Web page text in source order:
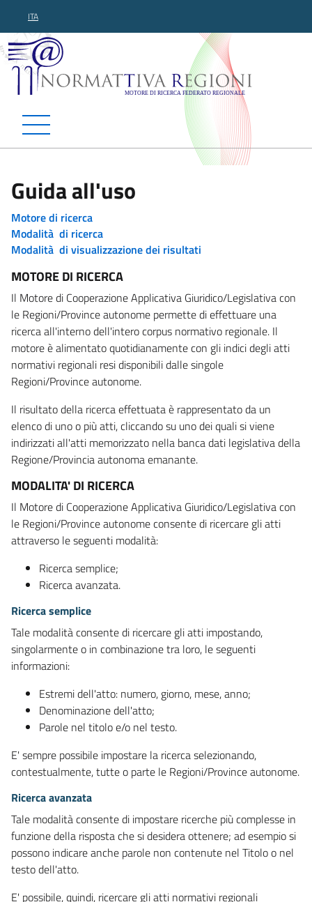
ITA
Normattiva Regioni -
Guida all'uso
Motore di ricerca
Modalità di ricerca
Modalità di visualizzazione dei risultati
MOTORE DI RICERCA
Il Motore di Cooperazione Applicativa Giuridico/Legislativa con
le Regioni/Province autonome permette di effettuare una
ricerca all'interno dell'intero corpus normativo regionale. Il
motore è alimentato quotidianamente con gli indici degli atti
normativi regionali resi disponibili dalle singole
Regioni/Province autonome.
Il risultato della ricerca effettuata è rappresentato da un
elenco di uno o più atti, cliccando su uno dei quali si viene
indirizzati all'atti memorizzato nella banca dati legislativa della
Regione/Provincia autonoma emanante.
MODALITA' DI RICERCA
Il Motore di Cooperazione Applicativa Giuridico/Legislativa con
le Regioni/Province autonome consente di ricercare gli atti
attraverso le seguenti modalità:
Ricerca semplice;
Ricerca avanzata.
Ricerca semplice
Tale modalità consente di ricercare gli atti impostando,
singolarmente o in combinazione tra loro, le seguenti
informazioni:
Estremi dell'atto: numero, giorno, mese, anno;
Denominazione dell'atto;
Parole nel titolo e/o nel testo.
E' sempre possibile impostare la ricerca selezionando,
contestualmente, tutte o parte le Regioni/Province autonome.
Ricerca avanzata
Tale modalità consente di impostare ricerche più complesse in
funzione della risposta che si desidera ottenere; ad esempio si
possono indicare anche parole non contenute nel Titolo o nel
testo dell'atto.
E' possibile, quindi, ricercare gli atti normativi regionali